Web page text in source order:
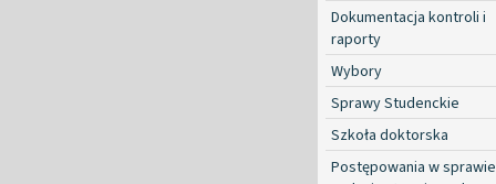
Dokumentacja kontroli i
raporty
Wybory
Sprawy Studenckie
Szkoła doktorska
Postępowania w sprawie